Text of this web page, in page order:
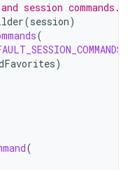
session commands.
(session)
(
)
(